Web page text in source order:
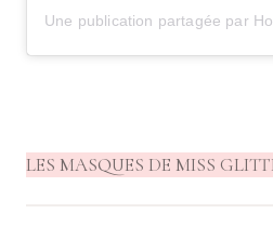
LES MASQUES DE MISS